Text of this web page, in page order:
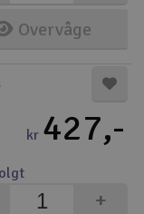
Overvåge
kr 427,-
+